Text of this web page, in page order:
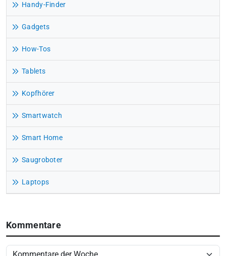
Handy-Finder
Gadgets
How-Tos
Tablets
Kopfhörer
Smartwatch
Smart Home
Saugroboter
Laptops
Kommentare